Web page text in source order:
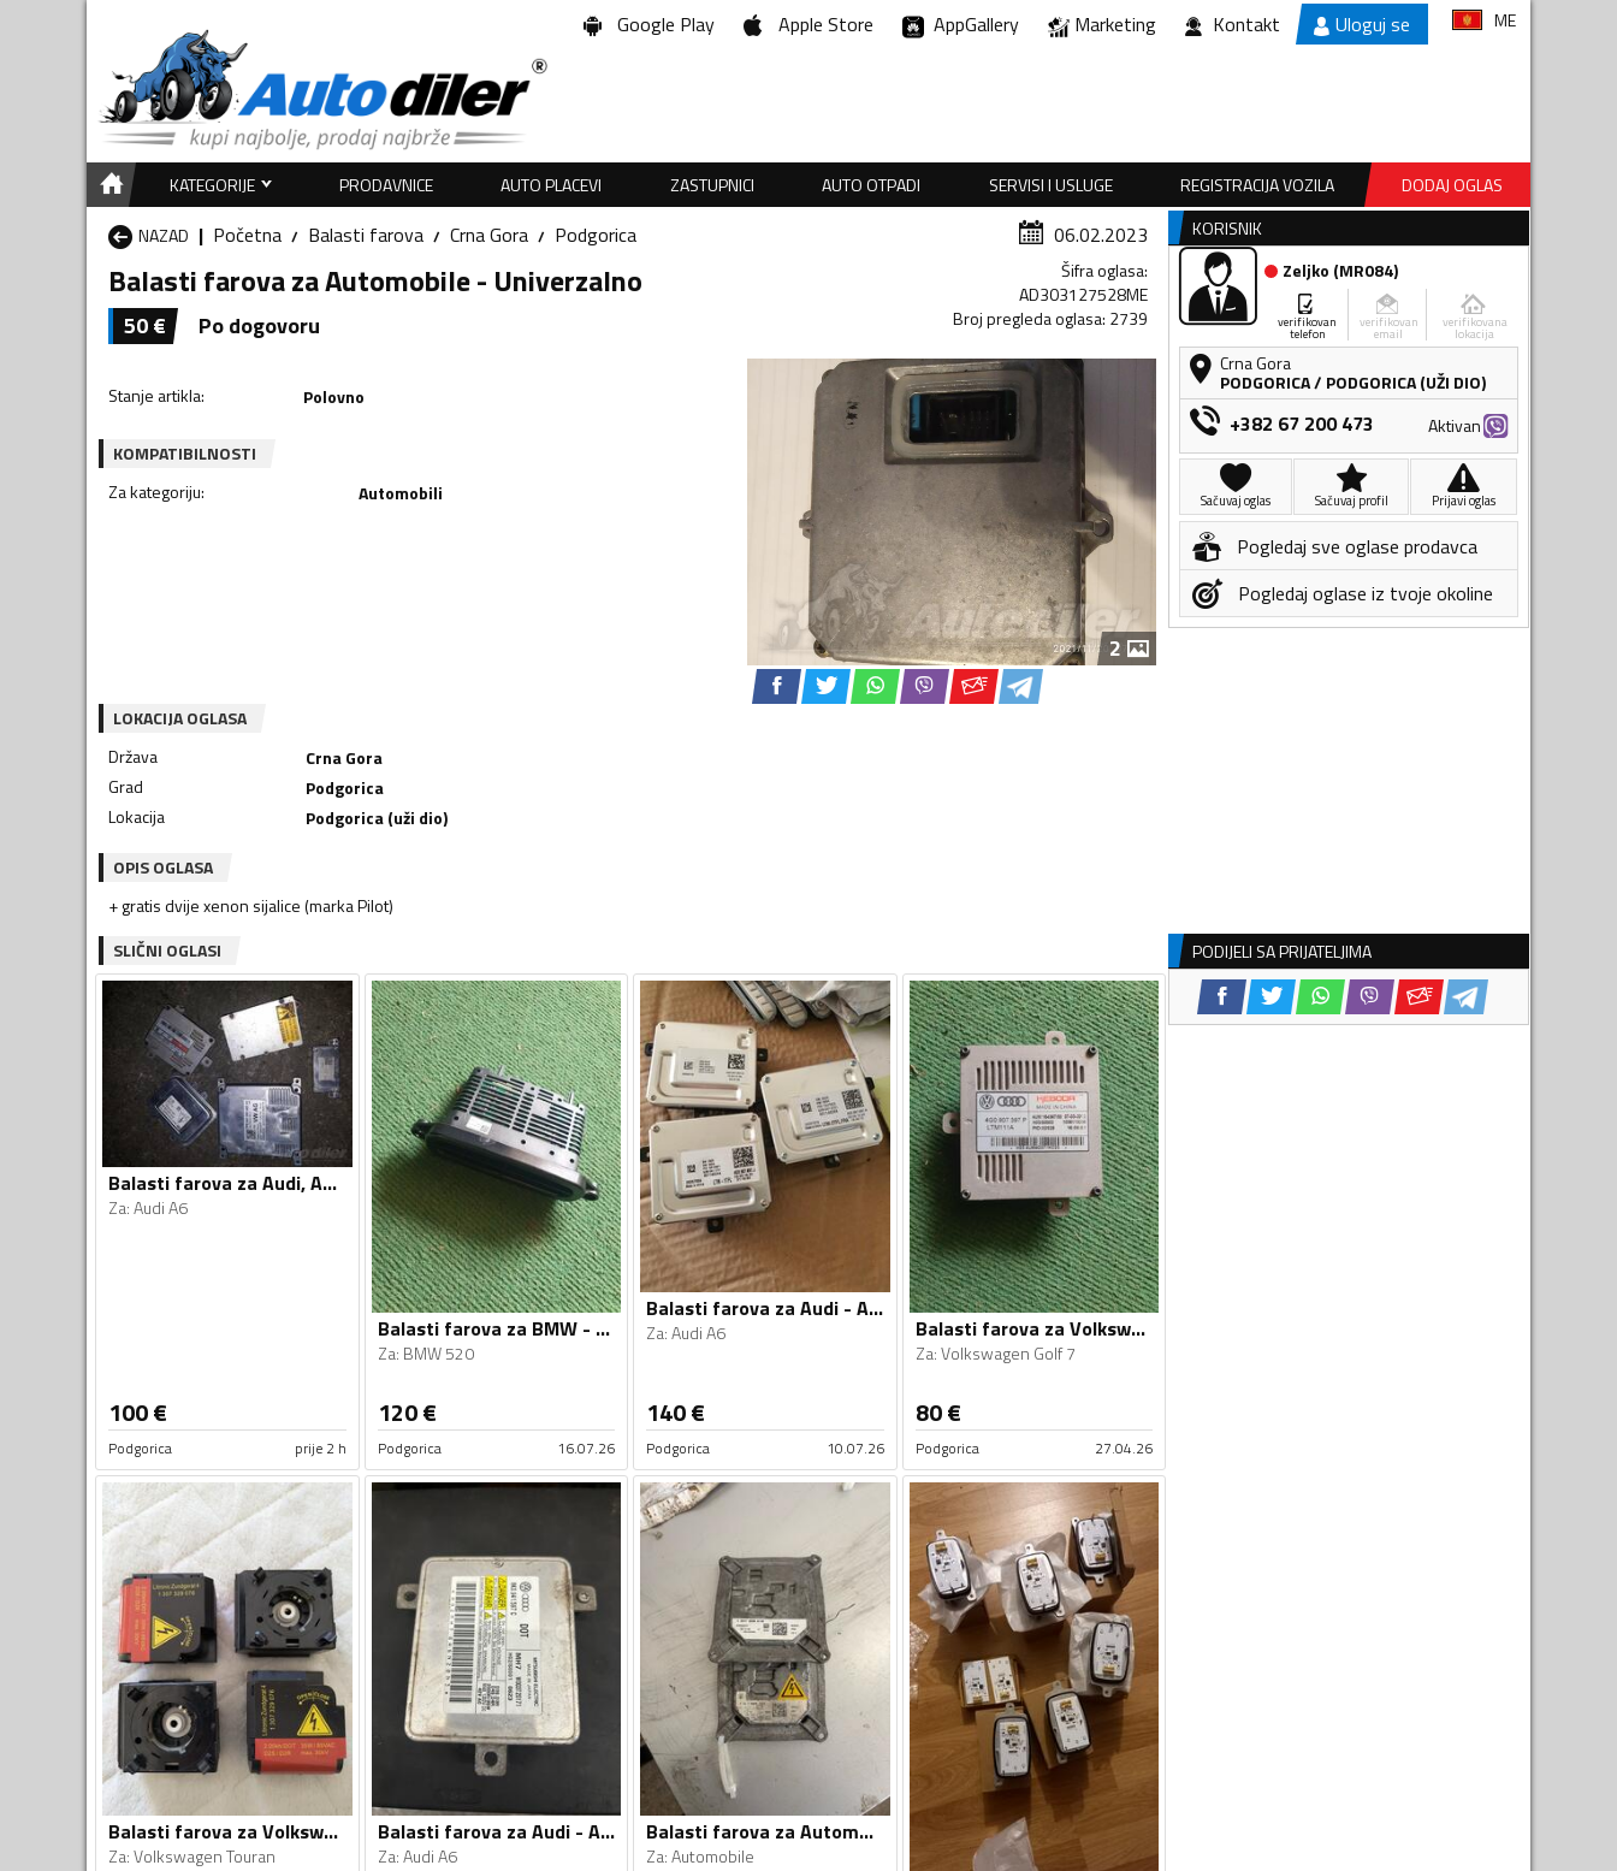
Google Play Apple Store AppGallery Marketing Kontakt Uloguj se ME
KATEGORIJE PRODAVNICE AUTO PLACEVI ZASTUPNICI AUTO OTPADI SERVISI I USLUGE REGISTRACIJA VOZILA
DODAJ OGLAS
NAZAD
Početna Balasti farova Crna Gora Podgorica 06.02.2023
Balasti farova za Automobile - Univerzalno
50€ Po dogovoru
Šifra oglasa:
AD303127528ME
Broj pregleda oglasa: 2739
Stanje artikla: Polovno
KOMPATIBILNOSTI
Za kategoriju: Automobili
2
LOKACIJA OGLASA
Država
Crna Gora
Grad
Podgorica
Lokacija
Podgorica (uži dio)
OPIS OGLASA
+ gratis dvije xenon sijalice (marka Pilot)
SLIČNI OGLASI
Balasti farova za Audi, Audi - A6, A6 - 2013, 2013
Za:Audi A6
100€
Podgorica prije 2 h
Balasti farova za BMW - 520 - 2010-2016
Za: BMW 520
120€
Podgorica 16.07.26
Balasti farova za Audi - A6 - 2012-2018
Za:Audi A6
140€
Podgorica 10.07.26
Balasti farova za Volkswagen - Golf 7 - 2013-2019
Za:Volkswagen Golf 7
80€
Podgorica 27.04.26
Balasti farova za Volkswagen - Touran - 2004
Za:Volkswagen Touran
Balasti farova za Audi - A6 - 2014
Za:Audi A6
Balasti farova za Automobile - Univerzalno
Za:Automobile
KORISNIK
Zeljko (MR084)
verifikovan
telefon
verifikovan
email
verifikovana
lokacija
Crna Gora
PODGORICA/ PODGORICA (UŽI DIO)
+382 67 200 473 Aktivan
Sačuvaj oglas Sačuvaj profil Prijavi oglas
Pogledaj sve oglase prodavca
Pogledaj oglase iz tvoje okoline
PODIJELI SA PRIJATELJIMA